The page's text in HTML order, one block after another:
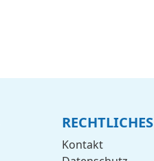
RECHTLICHES
Kontakt